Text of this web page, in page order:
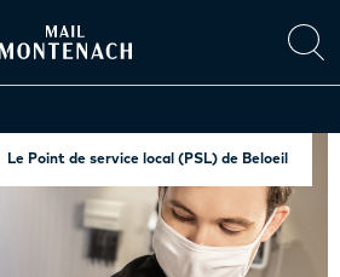
Le Point de service local (PSL) de Beloeil